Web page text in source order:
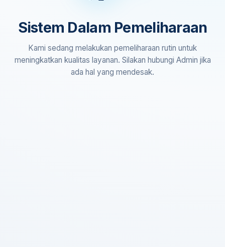
Sistem Dalam Pemeliharaan
Kami sedang melakukan pemeliharaan rutin untuk
meningkatkan kualitas layanan. Silakan hubungi Admin jika
ada hal yang mendesak.